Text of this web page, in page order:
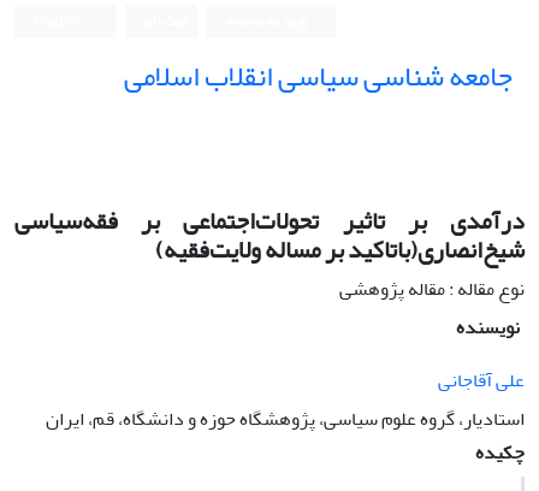
جامعه شناسی سیاسی انقلاب اسلامی
درآمدی بر تاثیر تحولات‌اجتماعی بر فقه‌سیاسی
شیخ‌انصاری(باتاکید بر مساله ولایت‌فقیه)
نوع مقاله : مقاله پژوهشی
نویسنده
علی آقاجانی
استادیار، گروه علوم سیاسی، پژوهشگاه حوزه و دانشگاه، قم، ایران
چکیده